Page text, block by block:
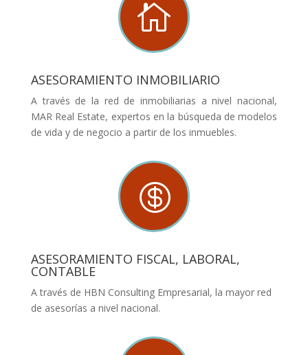

ASESORAMIENTO INMOBILIARIO
A través de la red de inmobiliarias a nivel nacional,
MAR Real Estate, expertos en la búsqueda de modelos
de vida y de negocio a partir de los inmuebles.

ASESORAMIENTO FISCAL, LABORAL,
CONTABLE
A través de HBN Consulting Empresarial, la mayor red
de asesorías a nivel nacional.